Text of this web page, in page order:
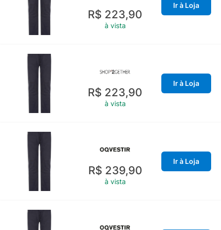
R$ 223,90
à vista
Ir à Loja
R$ 223,90
à vista
Ir à Loja
R$ 239,90
à vista
Ir à Loja